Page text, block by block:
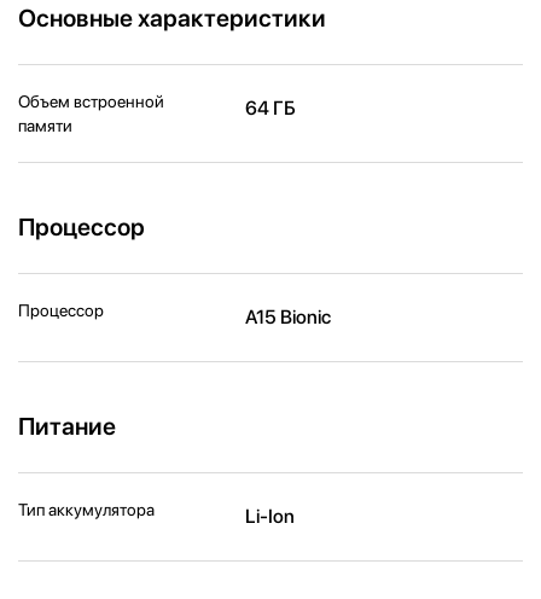
Основные характеристики
Объем встроенной
памяти
64 ГБ
Процессор
Процессор A15 Bionic
Питание
Тип аккумулятора Li-Ion